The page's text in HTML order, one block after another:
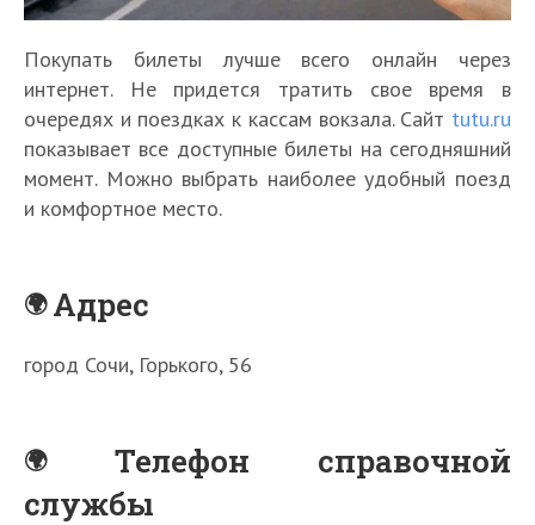
Покупать билеты лучше всего онлайн через
интернет. Не придется тратить свое время в
очередях и поездках к кассам вокзала. Сайт tutu.ru
показывает все доступные билеты на сегодняшний
момент. Можно выбрать наиболее удобный поезд
и комфортное место.
Адрес
город Сочи, Горького, 56
Телефон справочной
службы